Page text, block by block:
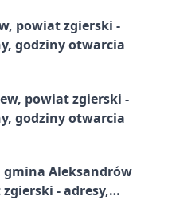
powiat zgierski -
godziny otwarcia
powiat zgierski -
godziny otwarcia
gmina Aleksandrów
- adresy,